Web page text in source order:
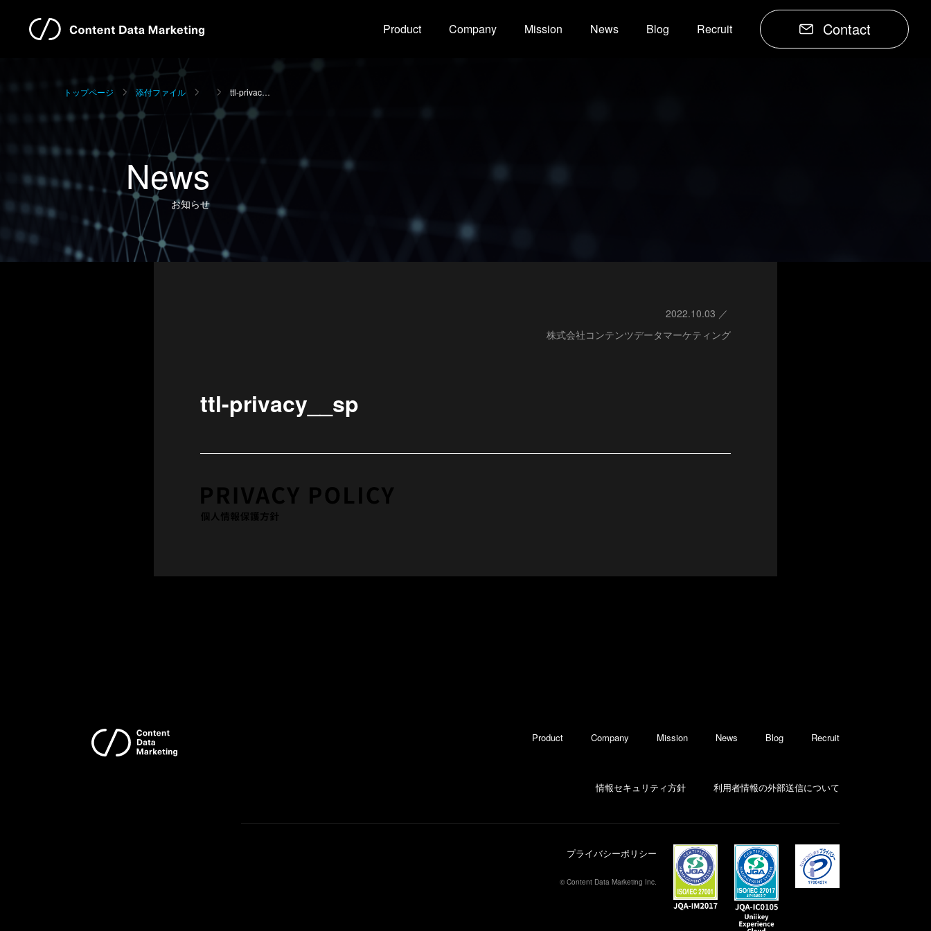
Product Company Mission News Blog Recruit Contact
トップページ 添付ファイル ttl-privac…
News
お知らせ
2022.10.03
株式会社コンテンツデータマーケティング
ttl-privacy__sp
Product Company Mission News Blog Recruit
情報セキュリティ方針 利用者情報の外部送信について
プライバシーポリシー
© Content Data Marketing Inc.